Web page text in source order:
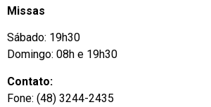
Missas
Sábado: 19h30
Domingo: 08h e 19h30
Contato:
Fone: (48) 3244-2435